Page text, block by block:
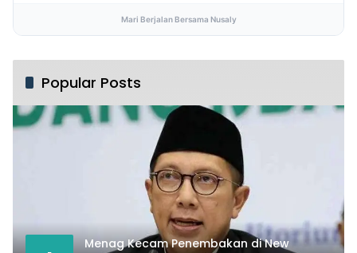
Mari Berjalan Bersama Nusaly
Popular Posts
Menag Kecam Penembakan di New